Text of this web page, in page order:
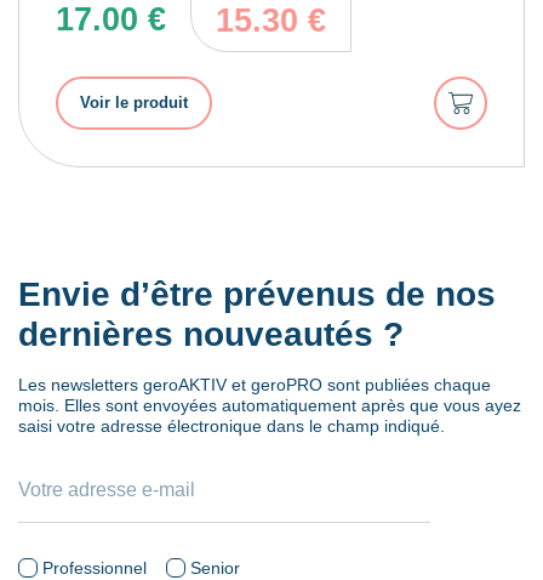
17.00 € 15.30 €
Voir le produit
Ajouter
au
panier
Envie d’être prévenus de nos
dernières nouveautés ?
Les newsletters geroAKTIV et geroPRO sont publiées chaque
mois. Elles sont envoyées automatiquement après que vous ayez
saisi votre adresse électronique dans le champ indiqué.
Professionnel
Senior